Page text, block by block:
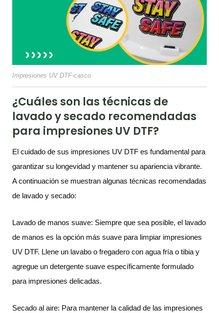
Impresiones UV DTF-casco
¿Cuáles son las técnicas de
lavado y secado recomendadas
para impresiones UV DTF?
El cuidado de sus impresiones UV DTF es fundamental para
garantizar su longevidad y mantener su apariencia vibrante.
A continuación se muestran algunas técnicas recomendadas
de lavado y secado:
Lavado de manos suave: Siempre que sea posible, el lavado
de manos es la opción más suave para limpiar impresiones
UV DTF. Llene un lavabo o fregadero con agua fría o tibia y
agregue un detergente suave específicamente formulado
para impresiones delicadas.
Secado al aire: Para mantener la calidad de las impresiones